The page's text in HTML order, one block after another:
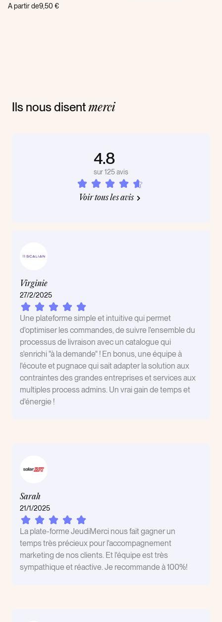
A partir de9,50 €
Ils nous disent merci
4.8
sur 125 avis
Voir tous les avis
Virginie
27/2/2025
Une plateforme simple et intuitive qui permet
d'optimiser les commandes, de suivre l'ensemble du
processus de livraison avec un catalogue qui
s'enrichi "à la demande" ! En bonus, une équipe à
l'écoute et pugnace qui sait adapter la solution aux
contraintes des grandes entreprises et services aux
multiples process admins. Un vrai gain de temps et
d'énergie !
Sarah
21/1/2025
La plate-forme JeudiMerci nous fait gagner un
temps très précieux pour l'accompagnement
marketing de nos clients. Et l'équipe est très
sympathique et réactive. Je recommande à 100%!